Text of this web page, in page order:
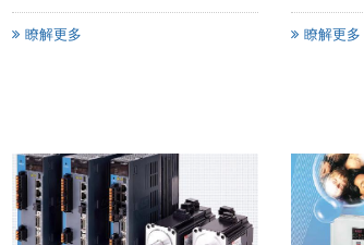
瞭解更多 瞭解更多